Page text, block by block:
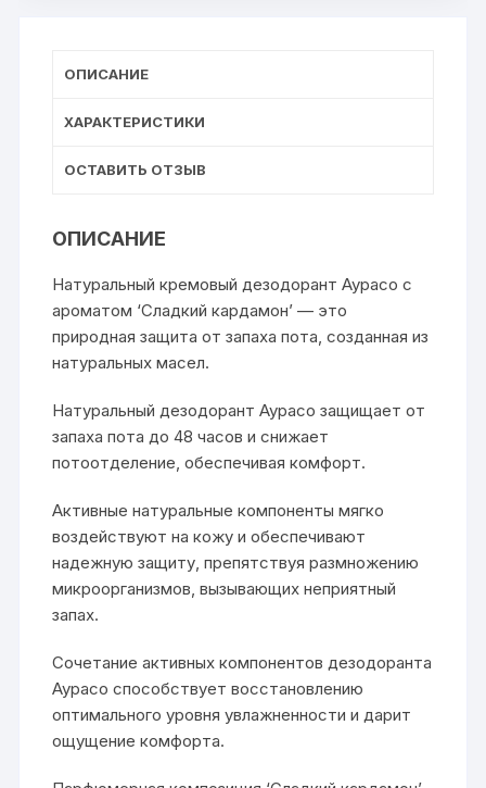
ОПИСАНИЕ
ХАРАКТЕРИСТИКИ
ОСТАВИТЬ ОТЗЫВ
ОПИСАНИЕ
Натуральный кремовый дезодорант Аурасо с
ароматом ‘Сладкий кардамон’ — это
природная защита от запаха пота, созданная из
натуральных масел.
Натуральный дезодорант Аурасо защищает от
запаха пота до 48 часов и снижает
потоотделение, обеспечивая комфорт.
Активные натуральные компоненты мягко
воздействуют на кожу и обеспечивают
надежную защиту, препятствуя размножению
микроорганизмов, вызывающих неприятный
запах.
Сочетание активных компонентов дезодоранта
Аурасо способствует восстановлению
оптимального уровня увлажненности и дарит
ощущение комфорта.